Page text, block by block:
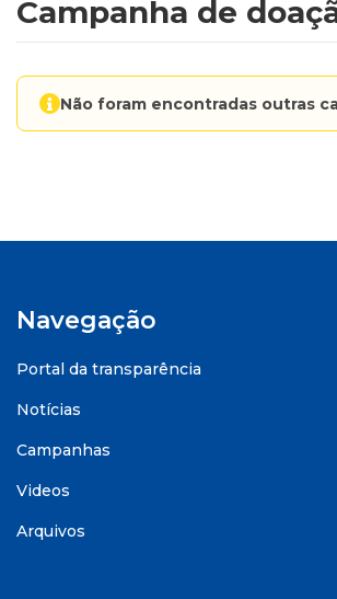
Campanha de
Não foram encontradas outras
Navegação
Portal da transparência
Notícias
Campanhas
Videos
Arquivos